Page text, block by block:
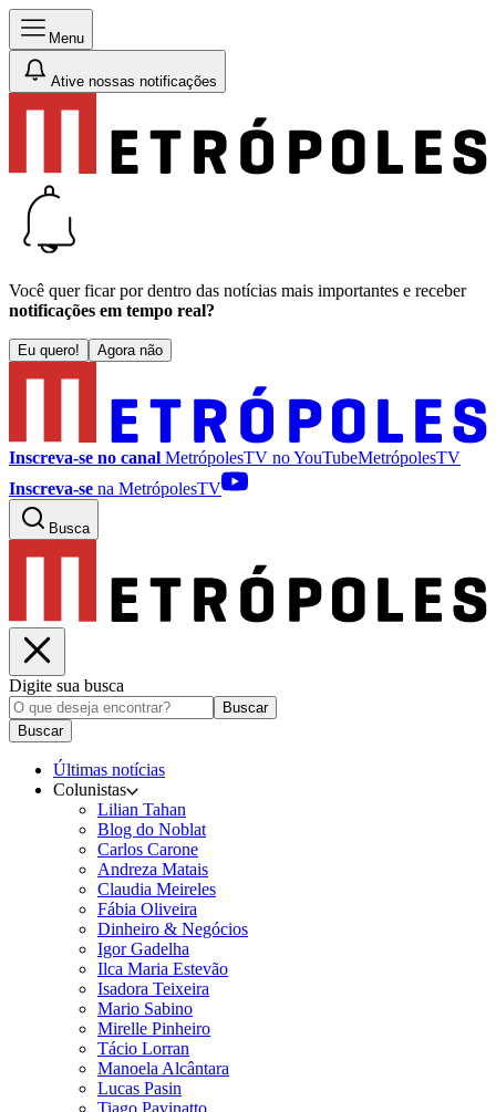
Menu
Ative nossas notificações
Você quer ficar por dentro das notícias mais importantes e receber
notificações em tempo real?
Eu quero! Agora não
Inscreva-se no canal MetrópolesTV noYouTubeMetrópolesTV
Inscreva-se na MetrópolesTV
Busca
Digite sua busca
Buscar
Buscar
Últimas notícias
Colunistas
Lilian Tahan
Blog do Noblat
Carlos Carone
Andreza Matais
Claudia Meireles
Fábia Oliveira
Dinheiro & Negócios
Igor Gadelha
Ilca Maria Estevão
Isadora Teixeira
Mario Sabino
Mirelle Pinheiro
Tácio Lorran
Manoela Alcântara
Lucas Pasin
Tiago Pavinatto